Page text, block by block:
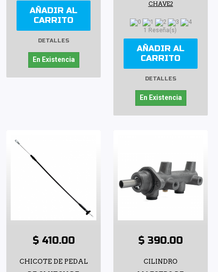
AÑADIR AL
CARRITO
DETALLES
En Existencia
CHAVE2
1 Reseña(s)
AÑADIR AL
CARRITO
DETALLES
En Existencia
$ 410.00
CHICOTE DE PEDAL
$ 390.00
CILINDRO